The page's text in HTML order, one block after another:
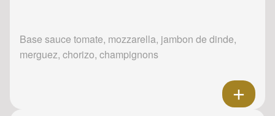
Base sauce tomate, mozzarella, jambon de dinde,
merguez, chorizo, champignons